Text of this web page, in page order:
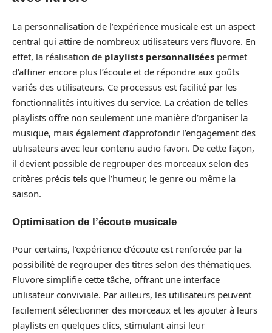
La personnalisation de l’expérience musicale est un aspect
central qui attire de nombreux utilisateurs vers fluvore. En
effet, la réalisation de playlists personnalisées permet
d’affiner encore plus l’écoute et de répondre aux goûts
variés des utilisateurs. Ce processus est facilité par les
fonctionnalités intuitives du service. La création de telles
playlists offre non seulement une manière d’organiser la
musique, mais également d’approfondir l’engagement des
utilisateurs avec leur contenu audio favori. De cette façon,
il devient possible de regrouper des morceaux selon des
critères précis tels que l’humeur, le genre ou même la
saison.
Optimisation de l’écoute musicale
Pour certains, l’expérience d’écoute est renforcée par la
possibilité de regrouper des titres selon des thématiques.
Fluvore simplifie cette tâche, offrant une interface
utilisateur conviviale. Par ailleurs, les utilisateurs peuvent
facilement sélectionner des morceaux et les ajouter à leurs
playlists en quelques clics, stimulant ainsi leur